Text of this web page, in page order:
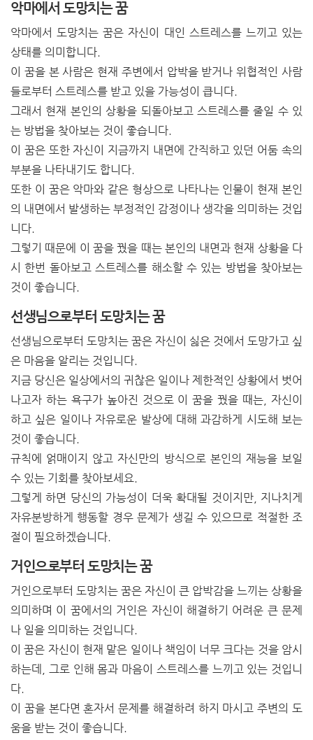
악마에서 도망치는 꿈
악마에서 도망치는 꿈은 자신이 대인 스트레스를 느끼고 있는
상태를 의미합니다.
이 꿈을 본 사람은 현재 주변에서 압박을 받거나 위협적인 사람
들로부터 스트레스를 받고 있을 가능성이 큽니다.
그래서 현재 본인의 상황을 되돌아보고 스트레스를 줄일 수 있
는 방법을 찾아보는 것이 좋습니다.
이 꿈은 또한 자신이 지금까지 내면에 간직하고 있던 어둠 속의
부분을 나타내기도 합니다.
또한 이 꿈은 악마와 같은 형상으로 나타나는 인물이 현재 본인
의 내면에서 발생하는 부정적인 감정이나 생각을 의미하는 것입
니다.
그렇기 때문에 이 꿈을 꿨을 때는 본인의 내면과 현재 상황을 다
시 한번 돌아보고 스트레스를 해소할 수 있는 방법을 찾아보는
것이 좋습니다.
선생님으로부터 도망치는 꿈
선생님으로부터 도망치는 꿈은 자신이 싫은 것에서 도망가고 싶
은 마음을 알리는 것입니다.
지금 당신은 일상에서의 귀찮은 일이나 제한적인 상황에서 벗어
나고자 하는 욕구가 높아진 것으로 이 꿈을 꿨을 때는, 자신이
하고 싶은 일이나 자유로운 발상에 대해 과감하게 시도해 보는
것이 좋습니다.
규칙에 얽매이지 않고 자신만의 방식으로 본인의 재능을 보일
수 있는 기회를 찾아보세요.
그렇게 하면 당신의 가능성이 더욱 확대될 것이지만, 지나치게
자유분방하게 행동할 경우 문제가 생길 수 있으므로 적절한 조
절이 필요하겠습니다.
거인으로부터 도망치는 꿈
거인으로부터 도망치는 꿈은 자신이 큰 압박감을 느끼는 상황을
의미하며 이 꿈에서의 거인은 자신이 해결하기 어려운 큰 문제
나 일을 의미하는 것입니다.
이 꿈은 자신이 현재 맡은 일이나 책임이 너무 크다는 것을 암시
하는데, 그로 인해 몸과 마음이 스트레스를 느끼고 있는 것입니
다.
이 꿈을 본다면 혼자서 문제를 해결하려 하지 마시고 주변의 도
움을 받는 것이 좋습니다.